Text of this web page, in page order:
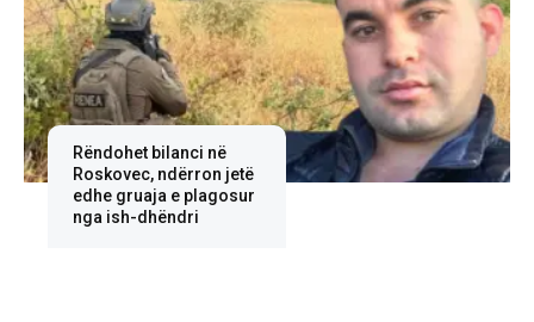
Rëndohet bilanci në
Roskovec, ndërron jetë
edhe gruaja e plagosur
nga ish-dhëndri